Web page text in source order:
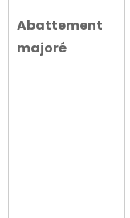
Abattement
majoré